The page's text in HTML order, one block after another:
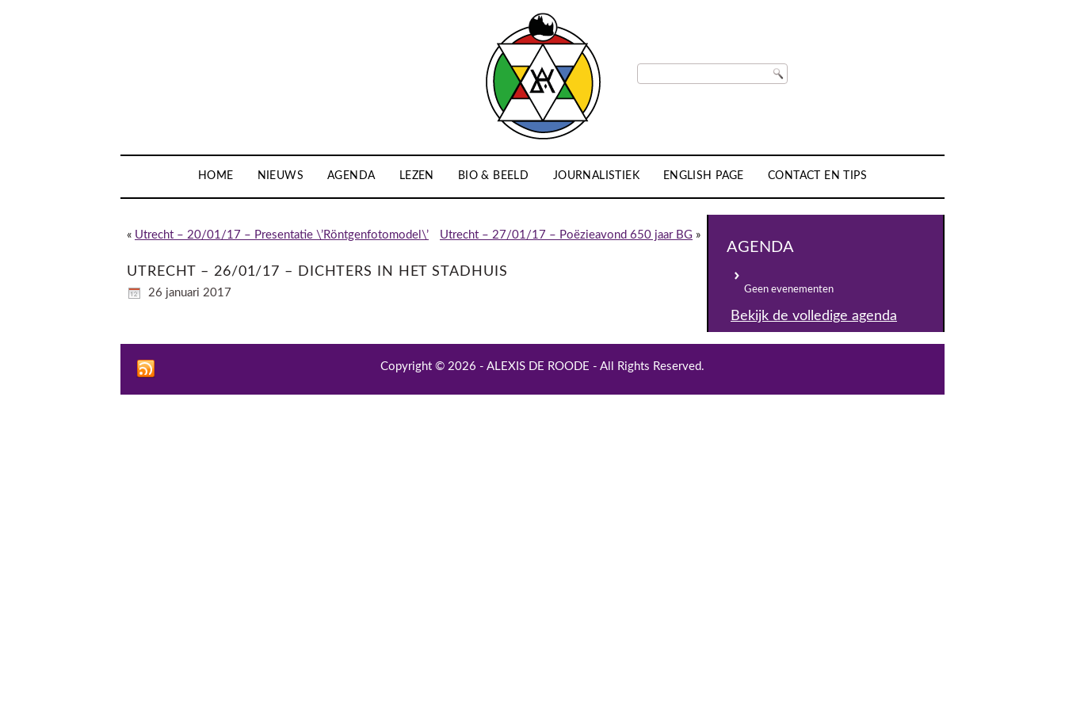
HOME NIEUWS AGENDA LEZEN BIO & BEELD JOURNALISTIEK ENGLISH PAGE CONTACT EN TIPS
« Utrecht – 20/01/17 – Presentatie \’Röntgenfotomodel\’ Utrecht – 27/01/17 – Poëzieavond 650 jaar BG »
UTRECHT – 26/01/17 – DICHTERS IN HET STADHUIS
26 januari 2017
AGENDA
Geen evenementen
Bekijk de volledige agenda
Copyright © 2026 - ALEXIS DE ROODE - All Rights Reserved.